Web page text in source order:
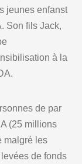
jeunes enfanst
Son fils Jack,
à la
de par
(25 millions
malgré les
de fonds